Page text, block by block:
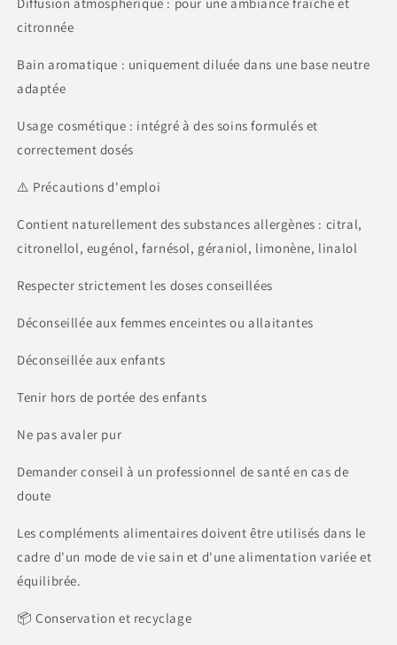
citronnée
Bain aromatique : uniquement diluée dans une base neutre
adaptée
Usage cosmétique : intégré à des soins formulés et
correctement dosés
⚠️ Précautions d'emploi
Contient naturellement des substances allergènes : citral,
citronellol, eugénol, farnésol, géraniol, limonène, linalol
Respecter strictement les doses conseillées
Déconseillée aux femmes enceintes ou allaitantes
Déconseillée aux enfants
Tenir hors de portée des enfants
Ne pas avaler pur
Demander conseil à un professionnel de santé en cas de
doute
Les compléments alimentaires doivent être utilisés dans le
cadre d'un mode de vie sain et d'une alimentation variée et
équilibrée.
📦 Conservation et recyclage